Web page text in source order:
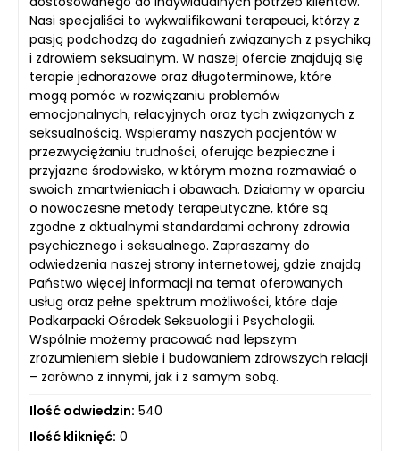
Nasi specjaliści to wykwalifikowani terapeuci, którzy z
pasją podchodzą do zagadnień związanych z psychiką
i zdrowiem seksualnym. W naszej ofercie znajdują się
terapie jednorazowe oraz długoterminowe, które
mogą pomóc w rozwiązaniu problemów
emocjonalnych, relacyjnych oraz tych związanych z
seksualnością. Wspieramy naszych pacjentów w
przezwyciężaniu trudności, oferując bezpieczne i
przyjazne środowisko, w którym można rozmawiać o
swoich zmartwieniach i obawach. Działamy w oparciu
o nowoczesne metody terapeutyczne, które są
zgodne z aktualnymi standardami ochrony zdrowia
psychicznego i seksualnego. Zapraszamy do
odwiedzenia naszej strony internetowej, gdzie znajdą
Państwo więcej informacji na temat oferowanych
usług oraz pełne spektrum możliwości, które daje
Podkarpacki Ośrodek Seksuologii i Psychologii.
Wspólnie możemy pracować nad lepszym
zrozumieniem siebie i budowaniem zdrowszych relacji
– zarówno z innymi, jak i z samym sobą.
Ilość odwiedzin: 540
Ilość kliknięć: 0